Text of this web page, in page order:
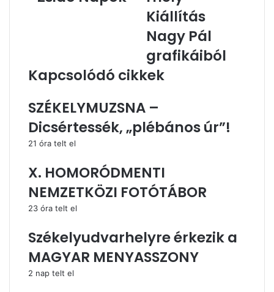
Nagy
Pál
grafikáiból
Kiállítás
Nagy Pál
grafikáiból
Kapcsolódó cikkek
SZÉKELYMUZSNA –
Dicsértessék, „plébános úr”!
21 óra telt el
X. HOMORÓDMENTI
NEMZETKÖZI FOTÓTÁBOR
23 óra telt el
Székelyudvarhelyre érkezik a
MAGYAR MENYASSZONY
2 nap telt el